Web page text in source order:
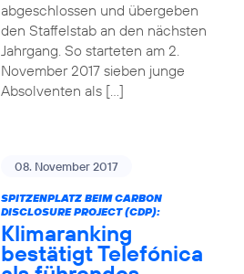
abgeschlossen und übergeben
den Staffelstab an den nächsten
Jahrgang. So starteten am 2.
November 2017 sieben junge
Absolventen als […]
08. November 2017
SPITZENPLATZ BEIM CARBON
DISCLOSURE PROJECT (CDP):
Klimaranking
bestätigt Telefónica